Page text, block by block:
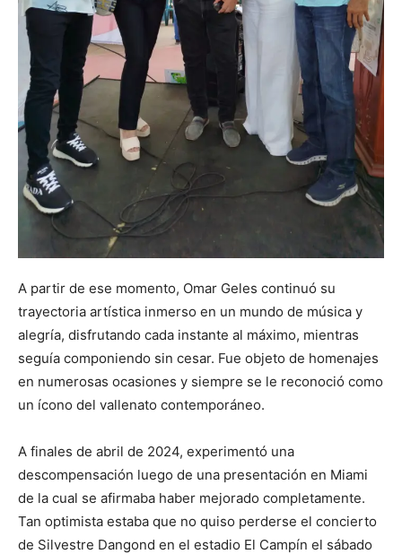
A partir de ese momento, Omar Geles continuó su
trayectoria artística inmerso en un mundo de música y
alegría, disfrutando cada instante al máximo, mientras
seguía componiendo sin cesar. Fue objeto de homenajes
en numerosas ocasiones y siempre se le reconoció como
un ícono del vallenato contemporáneo.
A finales de abril de 2024, experimentó una
descompensación luego de una presentación en Miami
de la cual se afirmaba haber mejorado completamente.
Tan optimista estaba que no quiso perderse el concierto
de Silvestre Dangond en el estadio El Campín el sábado